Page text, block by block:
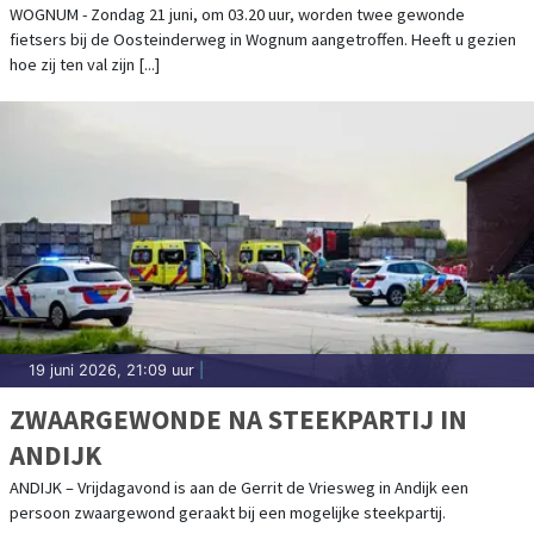
WOGNUM - Zondag 21 juni, om 03.20 uur, worden twee gewonde
fietsers bij de Oosteinderweg in Wognum aangetroffen. Heeft u gezien
hoe zij ten val zijn [...]
19 juni 2026, 21:09 uur
ZWAARGEWONDE NA STEEKPARTIJ IN
ANDIJK
ANDIJK – Vrijdagavond is aan de Gerrit de Vriesweg in Andijk een
persoon zwaargewond geraakt bij een mogelijke steekpartij.